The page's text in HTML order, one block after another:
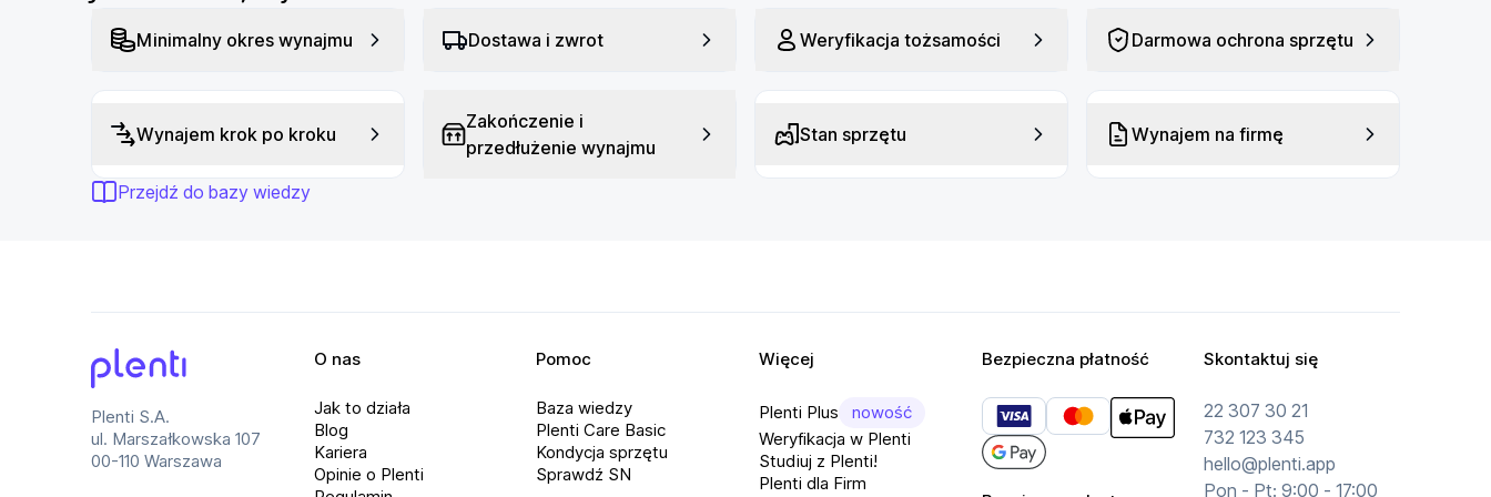
Minimalny okres wynajmu Dostawa i zwrot Weryfikacja tożsamości Darmowa ochrona sprzętu
Wynajem krok po kroku
Zakończenie i
przedłużenie wynajmu
Stan sprzętu Wynajem na firmę
Przejdź do bazy wiedzy
Plenti S.A.
ul. Marszałkowska 107
00-110 Warszawa
O nas
Jak to działa
Blog
Kariera
Opinie o Plenti
Pomoc
Baza wiedzy
Plenti Care Basic
Kondycja sprzętu
Sprawdź SN
Więcej
Plenti Plus
nowość
Weryfikacja w Plenti
Studiuj z Plenti!
Plenti dla Firm
Bezpieczna płatność Skontaktuj się
22 307 30 21
732 123 345
hello@plenti.app
Pon - Pt: 9:00 - 17:00